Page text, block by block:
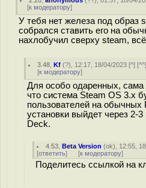
[к модератору]
У тебя нет железа под образ
собрался ставить его на
нахлобучил сверху steam, всё
3.48 ,Kf (?), 12:17, 18/04/2023 [^] [^^
[к модератору]
Для особо одаренных, сама
что система Steam OS 3.x
пользователей на обычных
установки выйдет через 2-
Deck.
4.53 ,Beta Version (ok), 12:55,
[ответить] [к модератору]
Поделитесь ссылкой на